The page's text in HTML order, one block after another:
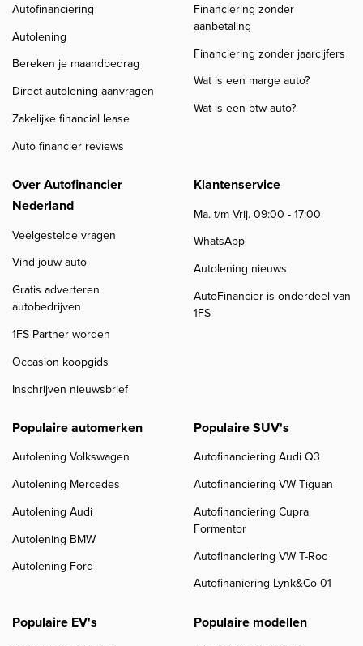
Autofinanciering
Autolening
Bereken je maandbedrag
Direct autolening aanvragen
Zakelijke financial lease
Auto financier reviews
Financiering zonder
aanbetaling
Financiering zonder jaarcijfers
Wat is een marge auto?
Wat is een btw-auto?
Over Autofinancier
Nederland
Veelgestelde vragen
Vind jouw auto
Gratis adverteren
autobedrijven
1FS Partner worden
Occasion koopgids
Inschrijven nieuwsbrief
Klantenservice
Ma. t/m Vrij. 09:00 - 17:00
WhatsApp
Autolening nieuws
AutoFinancier is onderdeel van
1FS
Populaire automerken
Autolening Volkswagen
Autolening Mercedes
Autolening Audi
Autolening BMW
Autolening Ford
Populaire SUV's
Autofinanciering Audi Q3
Autofinanciering VW Tiguan
Autofinanciering Cupra
Formentor
Autofinanciering VW T-Roc
Autofinaniering Lynk&Co 01
Populaire EV's Populaire modellen